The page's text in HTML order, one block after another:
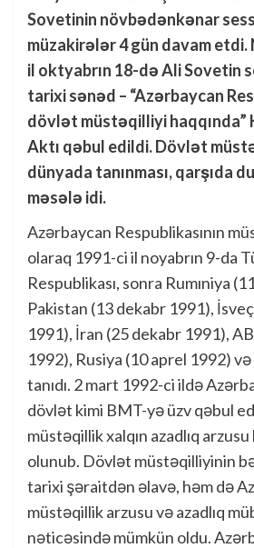
Sovetinin növbədənkənar
müzakirələr 4 gün davam
il oktyabrın 18-də Ali Sovetin
tarixi sənəd – “Azərbaycan
dövlət müstəqilliyi
Aktı qəbul edildi. Dövlət
dünyada tanınması, qarşıda
məsələ idi.
Azərbaycan Respublikasının
olaraq 1991-ci il noyabrın 9-da
Respublikası, sonra Rumıniya
Pakistan (13 dekabr 1991),
1991), İran (25 dekabr 1991),
1992), Rusiya (10 aprel 1992)
tanıdı. 2 mart 1992-ci ildə
dövlət kimi BMT-yə üzv qəbul
müstəqillik xalqın azadlıq
olunub. Dövlət müstəqilliyinin
tarixi şəraitdən əlavə, həm də
müstəqillik arzusu və azadlıq
nəticəsində mümkün oldu.